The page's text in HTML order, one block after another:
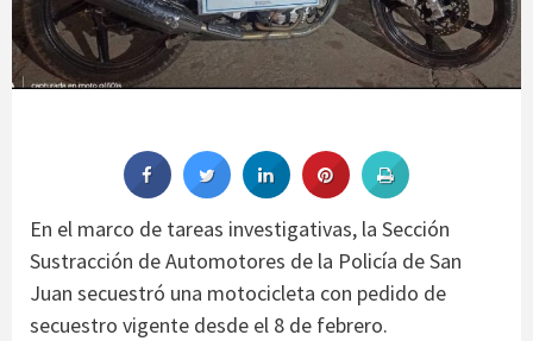
En el marco de tareas investigativas, la Sección
Sustracción de Automotores de la Policía de San
Juan secuestró una motocicleta con pedido de
secuestro vigente desde el 8 de febrero.